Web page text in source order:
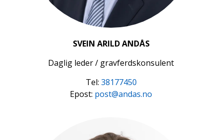
SVEIN ARILD ANDÅS
Daglig leder / gravferdskonsulent
Tel: 38177450
Epost: post@andas.no